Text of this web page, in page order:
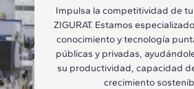
Impulsa la competitividad de
ZIGURAT. Estamos
conocimiento y tecnología
públicas y privadas,
su productividad, capacidad
crecimiento